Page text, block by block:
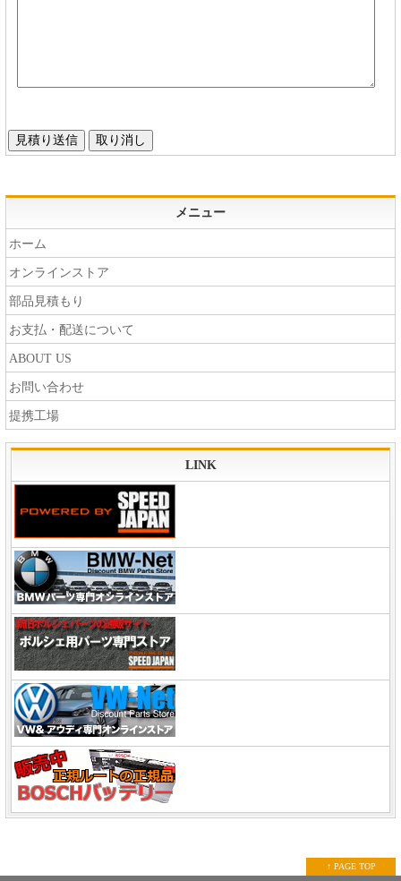
メニュー
ホーム
オンラインストア
部品見積もり
お支払・配送について
ABOUT US
お問い合わせ
提携工場
LINK
↑ PAGE TOP